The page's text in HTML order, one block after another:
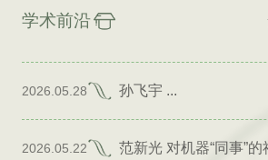
学术前沿
2026.05.28 孙飞宇 ...
2026.05.22 范新光 对机器“同事”